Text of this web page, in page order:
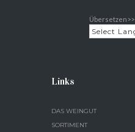
Übersetzen>>
Links
DAS WEINGUT
SORTIMENT